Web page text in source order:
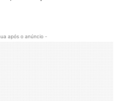
após o anúncio -